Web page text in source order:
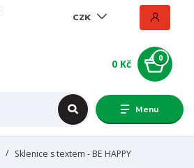
Menu
CZK
0
0 Kč
Sklenice s textem - BE HAPPY